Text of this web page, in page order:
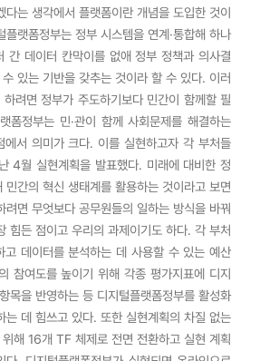
다는 생각에서 플랫폼이란 개념을 도입한 것이
플랫폼정부는 정부 시스템을 연계·통합해 하나
간 데이터 칸막이를 없애 정부 정책과 의사결
있는 기반을 갖추는 것이라 할 수 있다. 이러
려면 정부가 주도하기보다 민간이 함께할 필
폼정부는 민·관이 함께 사회문제를 해결하는
에서 의미가 크다. 이를 실현하고자 각 부처들
4월 실현계획을 발표했다. 미래에 대비한 정
민간의 혁신 생태계를 활용하는 것이라고 보면
려면 무엇보다 공무원들의 일하는 방식을 바꿔
힘든 점이고 우리의 과제이기도 하다. 각 부처
데이터를 분석하는 데 사용할 수 있는 예산
참여도를 높이기 위해 각종 평가지표에 디지
목을 반영하는 등 디지털플랫폼정부를 활성화
는 데 힘쓰고 있다. 또한 실현계획의 차질 없는
해 16개 TF 체제로 전면 전환하고 실현 계획